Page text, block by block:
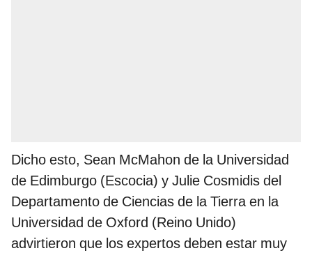
Dicho esto, Sean McMahon de la Universidad
de Edimburgo (Escocia) y Julie Cosmidis del
Departamento de Ciencias de la Tierra en la
Universidad de Oxford (Reino Unido)
advirtieron que los expertos deben estar muy